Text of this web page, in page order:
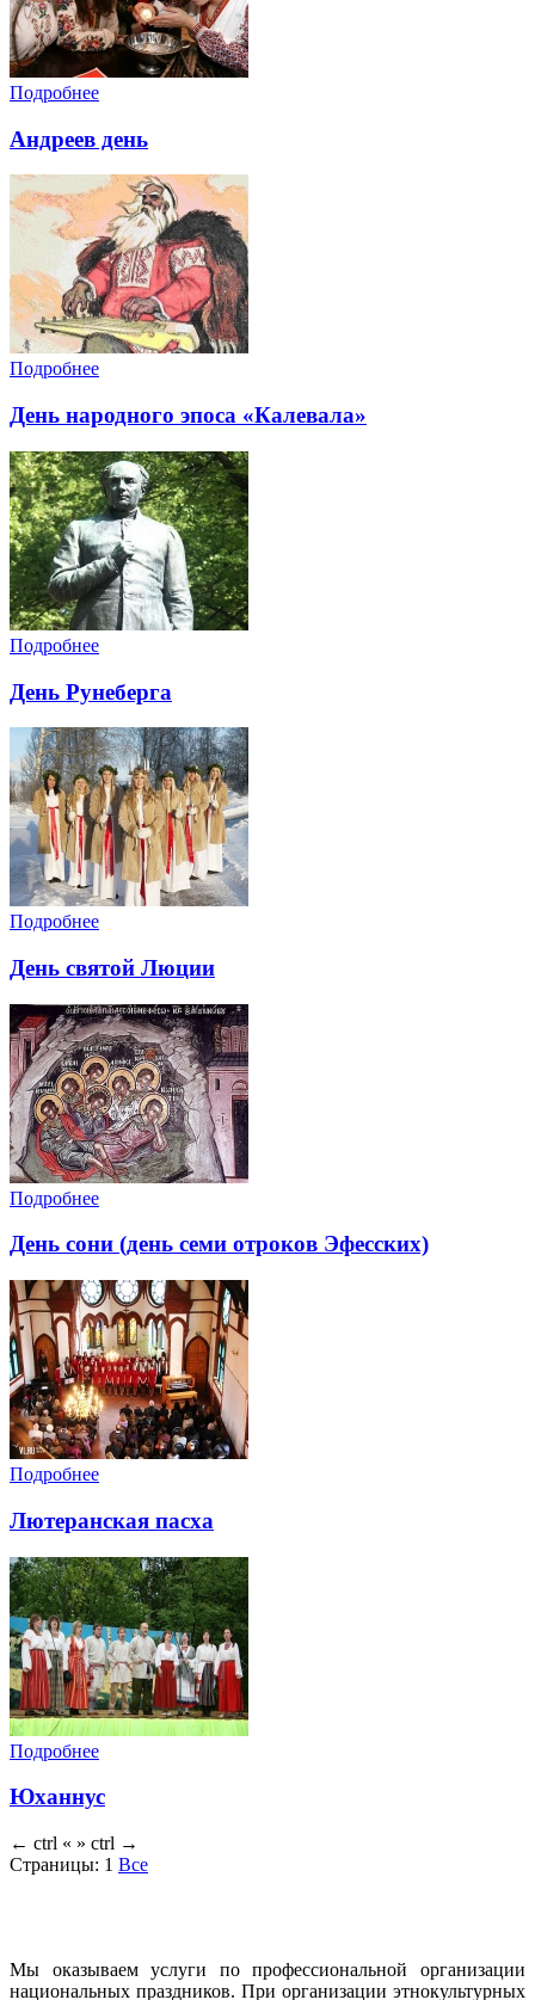
Подробнее
Андреев день
Подробнее
День народного эпоса «Калевала»
Подробнее
День Рунеберга
Подробнее
День святой Люции
Подробнее
День сони (день семи отроков Эфесских)
Подробнее
Лютеранская пасха
Подробнее
Юханнус
← ctrl « » ctrl →
Страницы: 1 Все
Мы оказываем услуги по профессиональной организации
национальных праздников. При организации этнокультурных